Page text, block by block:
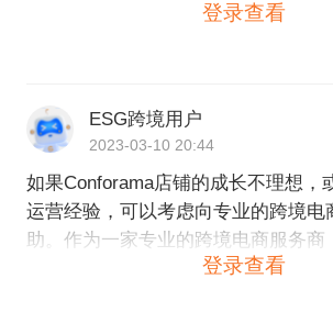
购买习惯，提供更具吸引力和优势的
提高运营效率，降低成本。 针对新平台运营经验不足
的问题，建议您优化以下几点： 1. 建立合适的目标：
针对新平台的运营计划，制定合适的
践。这些目标应该符合你的企业目标
据。 2. 建立成功的策略：研究市场、竞争对手和客
户，创新的制定出一份成功的攻略，
登录查看
ESG跨境用户
2023-03-10 20:44
如果Conforama店铺的成长不理想，
运营经验，可以考虑向专业的跨境电
助。作为一家专业的跨境电商服务商
全球开店、运营等一系列服务，可以
登录查看